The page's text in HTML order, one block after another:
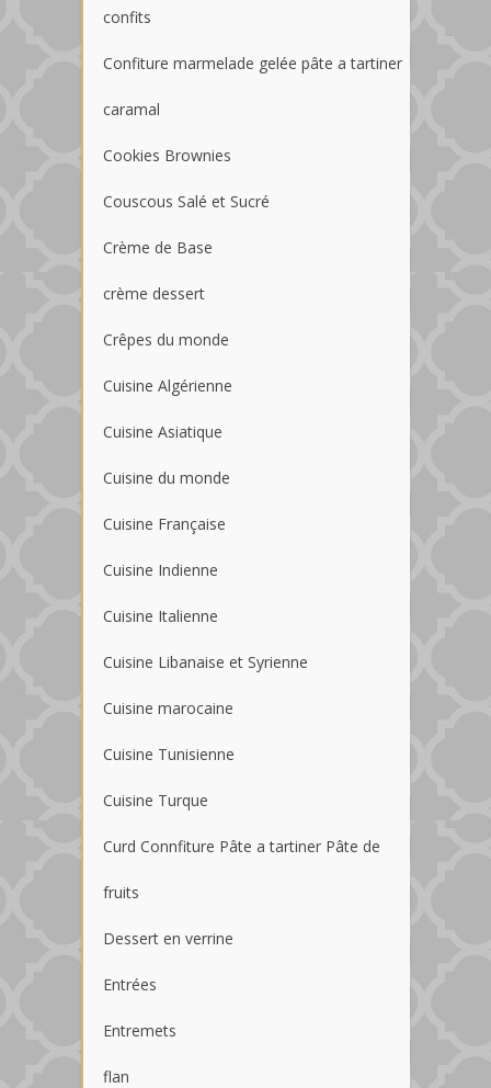
confits
Confiture marmelade gelée pâte a tartiner
caramal
Cookies Brownies
Couscous Salé et Sucré
Crème de Base
crème dessert
Crêpes du monde
Cuisine Algérienne
Cuisine Asiatique
Cuisine du monde
Cuisine Française
Cuisine Indienne
Cuisine Italienne
Cuisine Libanaise et Syrienne
Cuisine marocaine
Cuisine Tunisienne
Cuisine Turque
Curd Connfiture Pâte a tartiner Pâte de
fruits
Dessert en verrine
Entrées
Entremets
flan